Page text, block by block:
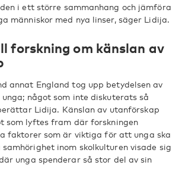
i ett större sammanhang och jämföra
människor med nya linser, säger Lidija.
forskning om känslan av
annat England tog upp betydelsen av
något som inte diskuterats så
Lidija. Känslan av utanförskap
som lyftes fram där forskningen
faktorer som är viktiga för att unga ska
inom skolkulturen visade sig
unga spenderar så stor del av sin